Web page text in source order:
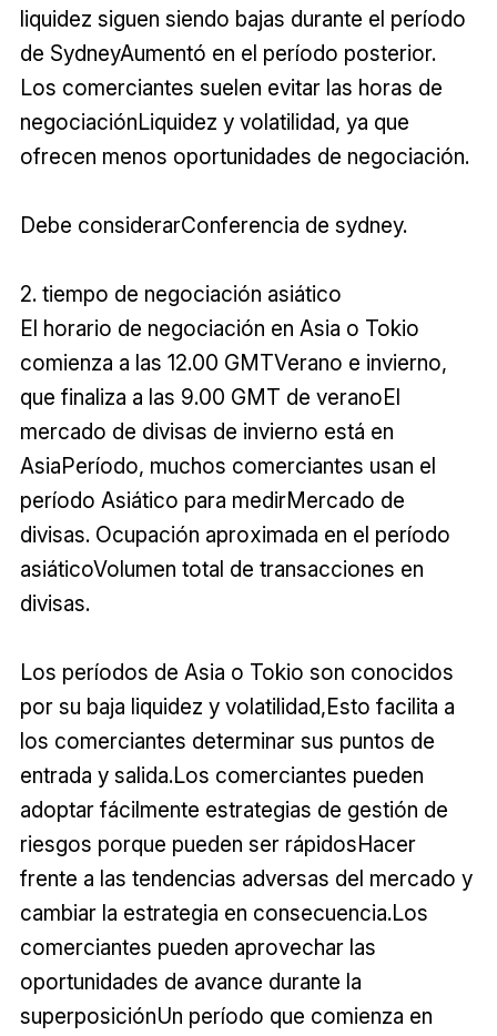
liquidez siguen siendo bajas durante el período
de SydneyAumentó en el período posterior.
Los comerciantes suelen evitar las horas de
negociaciónLiquidez y volatilidad, ya que
ofrecen menos oportunidades de negociación.
Debe considerarConferencia de sydney.
2. tiempo de negociación asiático
El horario de negociación en Asia o Tokio
comienza a las 12.00 GMTVerano e invierno,
que finaliza a las 9.00 GMT de veranoEl
mercado de divisas de invierno está en
AsiaPeríodo, muchos comerciantes usan el
período Asiático para medirMercado de
divisas. Ocupación aproximada en el período
asiáticoVolumen total de transacciones en
divisas.
Los períodos de Asia o Tokio son conocidos
por su baja liquidez y volatilidad,Esto facilita a
los comerciantes determinar sus puntos de
entrada y salida.Los comerciantes pueden
adoptar fácilmente estrategias de gestión de
riesgos porque pueden ser rápidosHacer
frente a las tendencias adversas del mercado y
cambiar la estrategia en consecuencia.Los
comerciantes pueden aprovechar las
oportunidades de avance durante la
superposiciónUn período que comienza en